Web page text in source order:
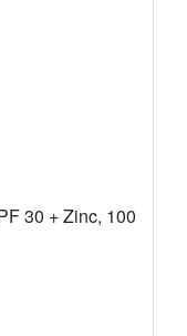
30 + Zinc, 100